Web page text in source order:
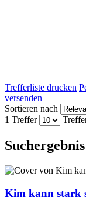
Trefferliste drucken
versenden
Sortieren nach
1 Treffer
Suchergebnis
Kim kann stark